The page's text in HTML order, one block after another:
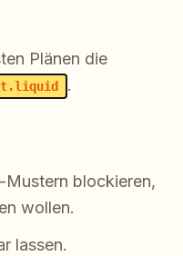
Plänen die
.
Mustern blockieren,
wollen.
lassen.